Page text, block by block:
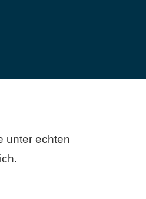
unter echten